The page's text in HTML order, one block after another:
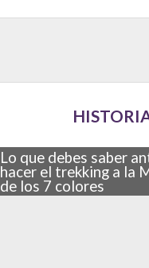
Lo que debes saber
hacer el trekking a la
de los 7 colores